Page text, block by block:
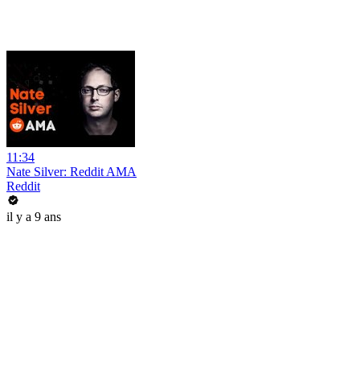
11:34
Nate Silver: Reddit AMA
Reddit
il y a 9 ans